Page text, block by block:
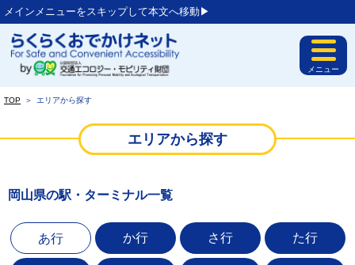
メインメニューをスキップして本文へ移動▶︎
メニュー
TOP ＞ エリアから探す
エリアから探す
岡山県の駅・ターミナル一覧
あ行 か行 さ行 た行